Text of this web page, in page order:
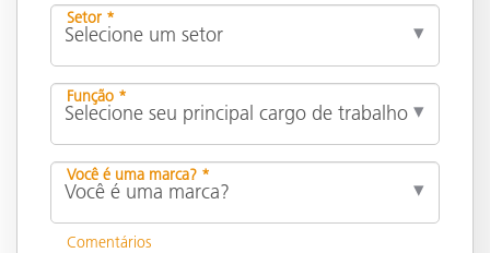
Setor *
Função *
Você é uma marca? *
Comentários